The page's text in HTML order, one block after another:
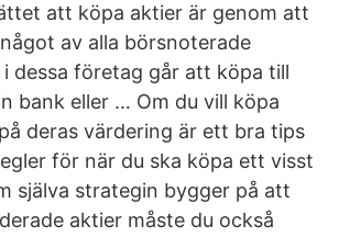
att köpa aktier är genom att
av alla börsnoterade
dessa företag går att köpa till
bank eller … Om du vill köpa
deras värdering är ett bra tips
för när du ska köpa ett visst
själva strategin bygger på att
aktier måste du också